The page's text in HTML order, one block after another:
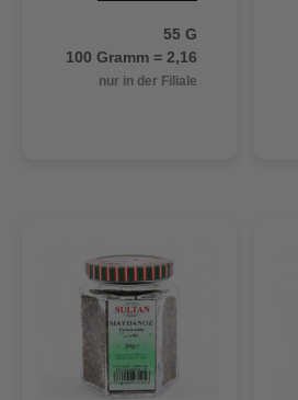
55 G
100 Gramm = 2,16
nur in der Filiale